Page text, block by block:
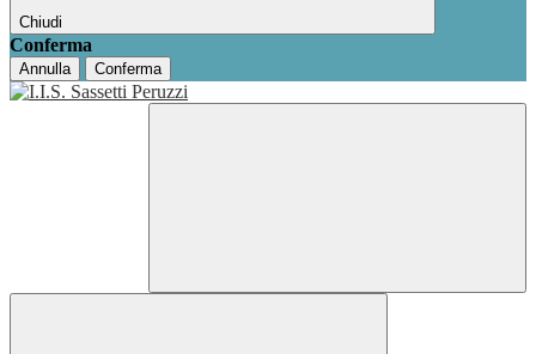
Chiudi
Conferma
Annulla Conferma